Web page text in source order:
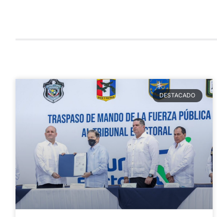
DESTACADO